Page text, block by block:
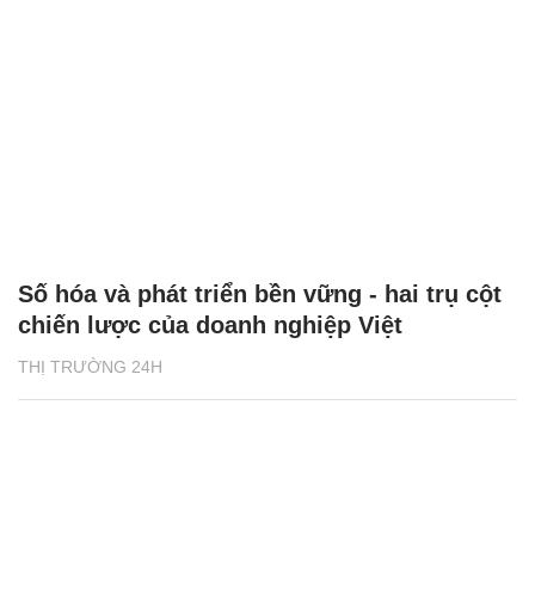
THỊ TRƯỜNG 24H
Số hóa và phát triển bền vững - hai trụ cột
chiến lược của doanh nghiệp Việt